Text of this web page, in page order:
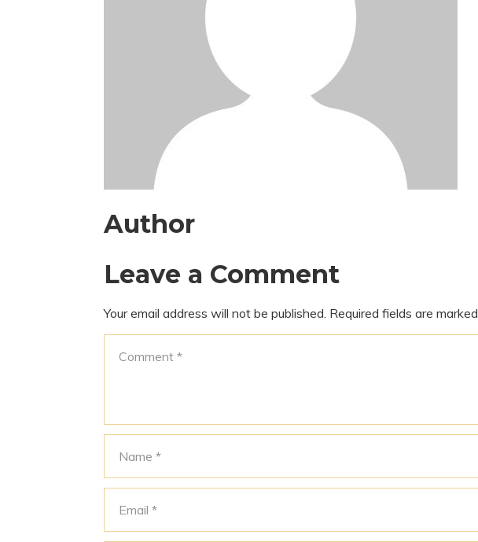
Author
Leave a Comment
Your email address will not be published. Required fields are marked